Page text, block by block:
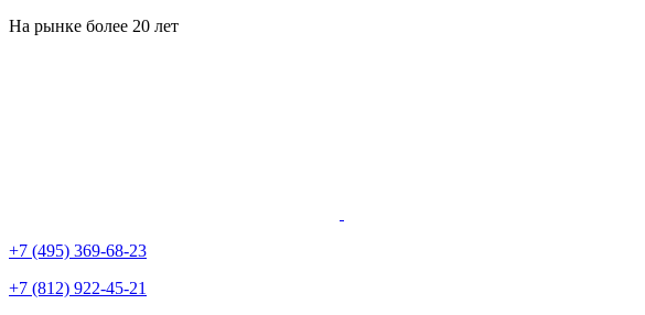
На рынке более 20 лет
+7 (495) 369-68-23
+7 (812) 922-45-21